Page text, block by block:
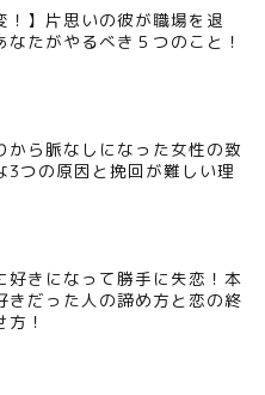
！】片思いの彼が職場を退
なたがやるべき５つのこと！
から脈なしになった女性の致
3つの原因と挽回が難しい理
好きになって勝手に失恋！本
きだった人の諦め方と恋の終
方！